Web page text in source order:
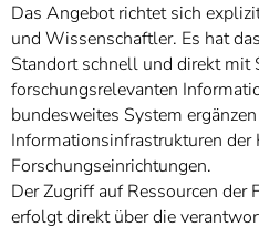
Das Angebot richtet sich
und Wissenschaftler. Es hat
Standort schnell und direkt mit
forschungsrelevanten
bundesweites System
Informationsinfrastrukturen der
Forschungseinrichtungen.
Der Zugriff auf Ressourcen der
erfolgt direkt über die